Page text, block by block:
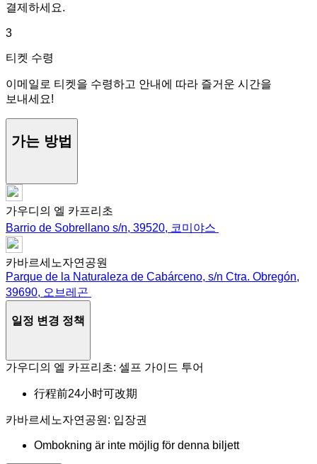
결제하세요.
3
티켓 수령
이메일로 티켓을 수령하고 안내에 따라 즐거운 시간을
보내세요!
가는 방법
가우디의 엘 카프리초
Barrio de Sobrellano s/n, 39520, 코미야스
카바르세노자연공원
Parque de la Naturaleza de Cabárceno, s/n Ctra. Obregón,
39690, 오브레곤
일정 변경 정책
가우디의 엘 카프리초: 셀프 가이드 투어
行程前24小时可改期
카바르세노자연공원: 입장권
Ombokning är inte möjlig för denna biljett